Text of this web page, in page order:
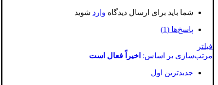
شما باید برای ارسال دیدگاه وارد شوید
پاسخ‌ها (1)
فیلتر
مرتب‌سازی بر اساس: اخیراً فعال است
جدیدترین اول